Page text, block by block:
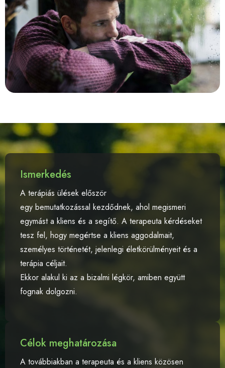
Ismerkedés
A terápiás ülések először
egy bemutatkozással kezdődnek, ahol megismeri
egymást a kliens és a segítő. A terapeuta kérdéseket
tesz fel, hogy megértse a kliens aggodalmait,
személyes történetét, jelenlegi életkörülményeit és a
terápia céljait.
Ekkor alakul ki az a bizalmi légkör, amiben együtt
fognak dolgozni.
Célok meghatározása
A továbbiakban a terapeuta és a kliens közösen